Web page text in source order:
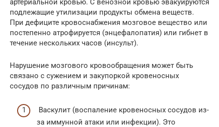
артериальной кровью. С венозной кровью эвакуируются
подлежащие утилизации продукты обмена веществ.
При дефиците кровоснабжения мозговое вещество или
постепенно атрофируется (энцефалопатия) или гибнет в
течение нескольких часов (инсульт).
Нарушение мозгового кровообращения может быть
связано с сужением и закупоркой кровеносных
сосудов по различным причинам:
Васкулит (воспаление кровеносных сосудов из-
за иммунной атаки или инфекции). Это